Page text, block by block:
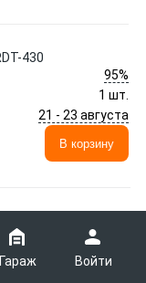
Гараж Войти
430
95%
1 шт.
21 - 23 августа
В корзину